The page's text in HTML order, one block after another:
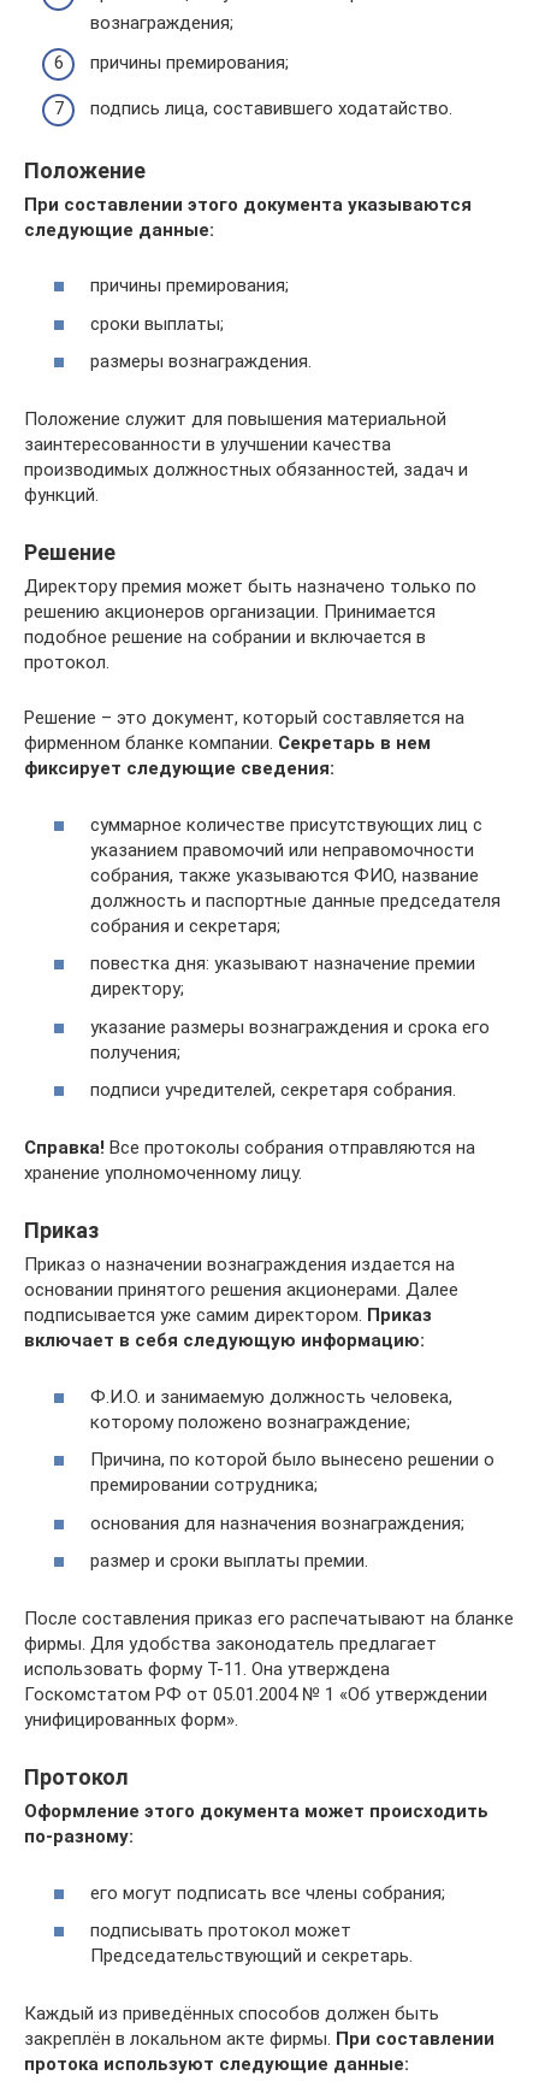
вознаграждения;
причины премирования;
подпись лица, составившего ходатайство.
Положение
При составлении этого документа указываются
следующие данные:
причины премирования;
сроки выплаты;
размеры вознаграждения.
Положение служит для повышения материальной
заинтересованности в улучшении качества
производимых должностных обязанностей, задач и
функций.
Решение
Директору премия может быть назначено только по
решению акционеров организации. Принимается
подобное решение на собрании и включается в
протокол.
Решение – это документ, который составляется на
фирменном бланке компании. Секретарь в нем
фиксирует следующие сведения:
суммарное количестве присутствующих лиц с
указанием правомочий или неправомочности
собрания, также указываются ФИО, название
должность и паспортные данные председателя
собрания и секретаря;
повестка дня: указывают назначение премии
директору;
указание размеры вознаграждения и срока его
получения;
подписи учредителей, секретаря собрания.
Справка! Все протоколы собрания отправляются на
хранение уполномоченному лицу.
Приказ
Приказ о назначении вознаграждения издается на
основании принятого решения акционерами. Далее
подписывается уже самим директором. Приказ
включает в себя следующую информацию:
Ф.И.О. и занимаемую должность человека,
которому положено вознаграждение;
Причина, по которой было вынесено решении о
премировании сотрудника;
основания для назначения вознаграждения;
размер и сроки выплаты премии.
После составления приказ его распечатывают на бланке
фирмы. Для удобства законодатель предлагает
использовать форму Т-11. Она утверждена
Госкомстатом РФ от 05.01.2004 № 1 «Об утверждении
унифицированных форм».
Протокол
Оформление этого документа может происходить
по-разному:
его могут подписать все члены собрания;
подписывать протокол может
Председательствующий и секретарь.
Каждый из приведённых способов должен быть
закреплён в локальном акте фирмы. При составлении
протока используют следующие данные: